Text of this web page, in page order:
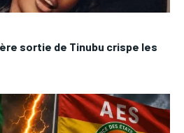
sortie de Tinubu crispe les